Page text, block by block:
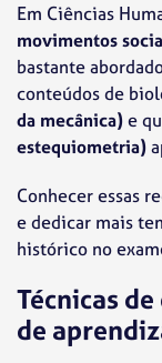
Em Ciências
movimentos
bastante
conteúdos de
da mecânica)e
estequiometria)
Conhecer essas
e dedicar mais
histórico no
Técnicas
de